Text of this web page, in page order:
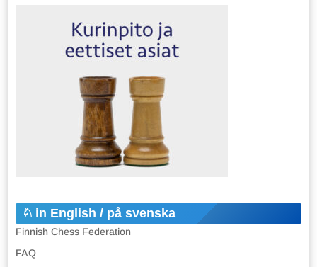
in English / på svenska
Finnish Chess Federation
FAQ